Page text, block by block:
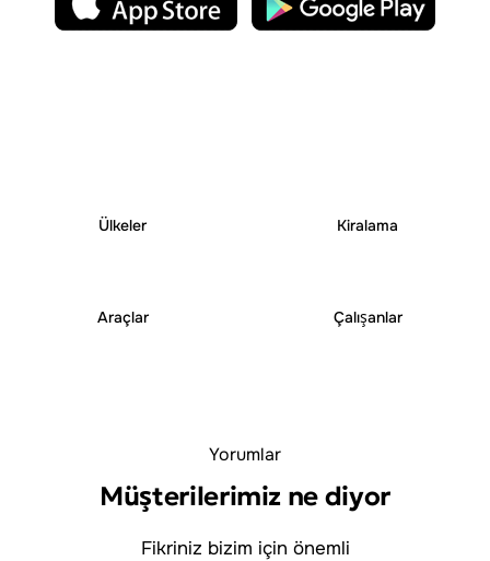
Ülkeler Kiralama
Araçlar Çalışanlar
Yorumlar
Müşterilerimiz ne diyor
Fikriniz bizim için önemli